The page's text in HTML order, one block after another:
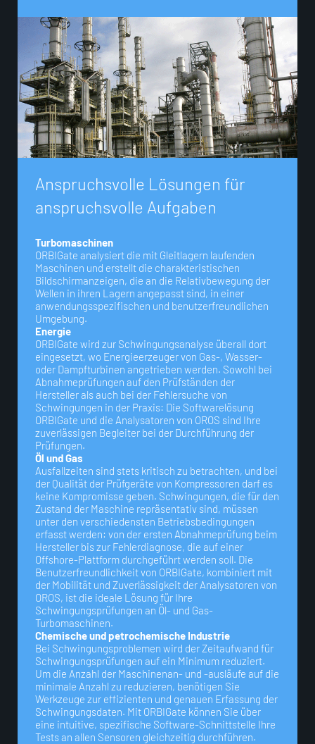
Anspruchsvolle L ösungen für
anspruchsvolle Aufgaben
Turbomaschinen
ORBIGate analysiert die mit Gleitlagern laufenden
Maschinen und erstellt die charakteristischen
Bildschirmanzeigen, die an die Relativbewegung der
Wellen in ihren Lagern angepasst sind, in einer
anwendungsspezifischen und benutzerfreundlichen
Umgebung.
Energie
ORBIGate wird zur Schwingungsanalyse überall dort
eingesetzt, wo Energieerzeuger von Gas-, Wasser-
oder Dampfturbinen angetrieben werden. Sowohl bei
Abnahmeprüfungen auf den Prüfständen der
Hersteller als auch bei der Fehlersuche von
Schwingungen in der Praxis: Die Softwarelösung
ORBIGate und die Analysatoren von OROS sind Ihre
zuverlässigen Begleiter bei der Durchführung der
Prüfungen.
Öl und Gas
Ausfallzeiten sind stets kritisch zu betrachten, und bei
der Qualität der Prüfgeräte von Kompressoren darf es
keine Kompromisse geben. Schwingungen, die für den
Zustand der Maschine repräsentativ sind, müssen
unter den verschiedensten Betriebsbedingungen
erfasst werden: von der ersten Abnahmeprüfung beim
Hersteller bis zur Fehlerdiagnose, die auf einer
Offshore-Plattform durchgeführt werden soll. Die
Benutzerfreundlichkeit von ORBIGate, kombiniert mit
der Mobilität und Zuverlässigkeit der Analysatoren von
OROS, ist die ideale Lösung für Ihre
Schwingungsprüfungen an Öl- und Gas-
Turbomaschinen.
Chemische und petrochemische Industrie
Bei Schwingungsproblemen wird der Zeitaufwand für
Schwingungsprüfungen auf ein Minimum reduziert.
Um die Anzahl der Maschinenan- und -ausläufe auf die
minimale Anzahl zu reduzieren, benötigen Sie
Werkzeuge zur effizienten und genauen Erfassung der
Schwingungsdaten. Mit ORBIGate können Sie über
eine intuitive, spezifische Software-Schnittstelle Ihre
Tests an allen Sensoren gleichzeitig durchführen.